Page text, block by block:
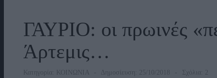
ΓΑΥΡΙΟ: οι πρωινές
Άρτεμις…
Κατηγορία: ΚΟΙΝΩΝΙΑ Δημοσίευση: 25/10/2018 Σχόλια: 2